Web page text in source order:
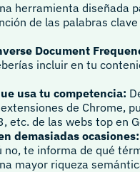
herramienta diseñada
de las palabras
Document
incluir en tu
usa tu competencia:
de Chrome,
etc. de las webs top en
demasiadas ocasiones:
te informa de qué
mayor riqueza